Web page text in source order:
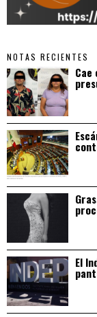
NOTAS RECIENTES
Cae
El